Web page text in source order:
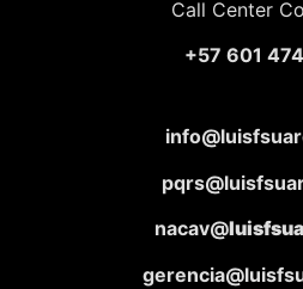
Call Center
+57 601
nacav@